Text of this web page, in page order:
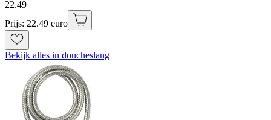
22.49
Prijs: 22.49 euro
Bekijk alles in doucheslang